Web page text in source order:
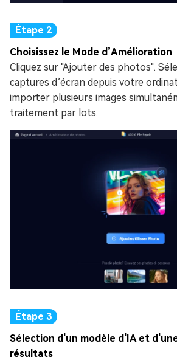
Choisissez le Mode d’Amélioration
Cliquez sur "Ajouter des photos".
captures d’écran depuis votre
importer plusieurs images
traitement par lots.
Sélection d'un modèle d'IA et
résultats